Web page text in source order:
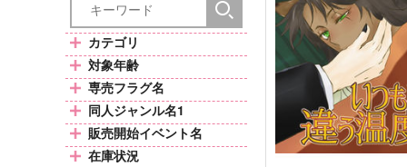
カテゴリ
対象年齢
専売フラグ名
同人ジャンル名1
販売開始イベント名
在庫状況